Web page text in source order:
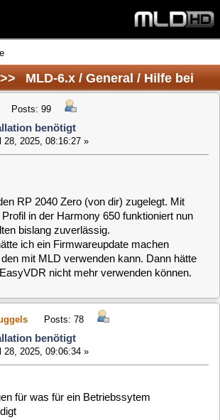
MLD-6.x / General / Hilfe bei
99
benötigt
2040 Zero (von dir) zugelegt. Mit
in der Harmony 650 funktioniert nun
ein Firmwareupdate machen
MLD verwenden kann. Dann hätte
nicht mehr verwenden können.
benötigt
09:06:34 »
(RP 2040 ZERO) Fast ootb läuft.
Du auch bereit bist,anderen Usern
zu wollen beim install des USB
schnelles Zappen